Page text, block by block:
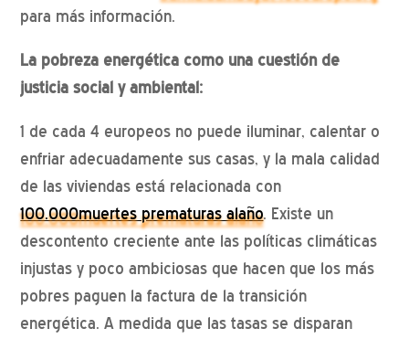
para más información.
La pobreza energética como una cuestión de
justicia social y ambiental:
1 de cada 4 europeos no puede iluminar, calentar o
enfriar adecuadamente sus casas, y la mala calidad
de las viviendas está relacionada con
100.000muertes prematuras alaño. Existe un
descontento creciente ante las políticas climáticas
injustas y poco ambiciosas que hacen que los más
pobres paguen la factura de la transición
energética. A medida que las tasas se disparan